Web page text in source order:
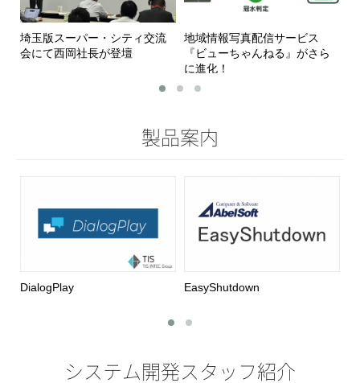
埼玉版スーパー・シティ交流
会にて西岡社長が登壇
地域情報写真配信サービス
『ビューちゃんねる』がさら
に進化！
製品案内
DialogPlay EasyShutdown
システム開発スタッフ紹介